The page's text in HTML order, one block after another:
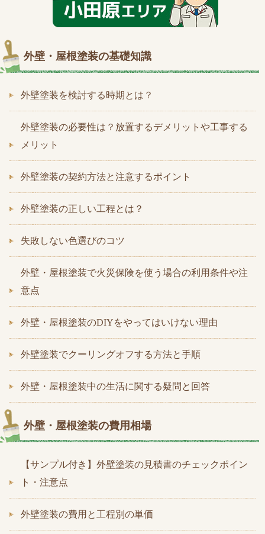
外壁・屋根塗装の基礎知識
外壁塗装を検討する時期とは？
外壁塗装の必要性は？放置するデメリットや工事する
メリット
外壁塗装の契約方法と注意するポイント
外壁塗装の正しい工程とは？
失敗しない色選びのコツ
外壁・屋根塗装で火災保険を使う場合の利用条件や注
意点
外壁・屋根塗装のDIYをやってはいけない理由
外壁塗装でクーリングオフする方法と手順
外壁・屋根塗装中の生活に関する疑問と回答
外壁・屋根塗装の費用相場
【サンプル付き】外壁塗装の見積書のチェックポイン
ト・注意点
外壁塗装の費用と工程別の単価